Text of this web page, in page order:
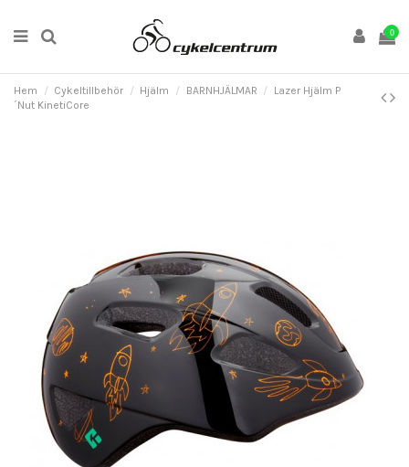
0
Hem Cykeltillbehör Hjälm BARNHJÄLMAR
Lazer Hjälm P
´Nut KinetiCore